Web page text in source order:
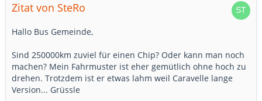
Zitat von SteRo
Hallo Bus Gemeinde,
Sind 250000km zuviel für einen Chip? Oder kann man noch
machen? Mein Fahrmuster ist eher gemütlich ohne hoch zu
drehen. Trotzdem ist er etwas lahm weil Caravelle lange
Version... Grüssle